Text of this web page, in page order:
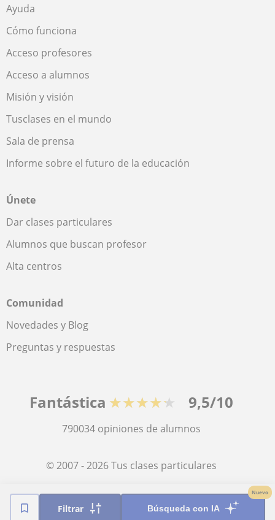
Filtrar Búsqueda con IA
Nuevo
Ayuda
Cómo funciona
Acceso profesores
Acceso a alumnos
Misión y visión
Tusclases en el mundo
Sala de prensa
Informe sobre el futuro de la educación
Únete
Dar clases particulares
Alumnos que buscan profesor
Alta centros
Comunidad
Novedades y Blog
Preguntas y respuestas
Fantástica ★★★★★ 9,5/10
790034 opiniones de alumnos
© 2007 - 2026 Tus clases particulares
Mapa web:Profesores particulares